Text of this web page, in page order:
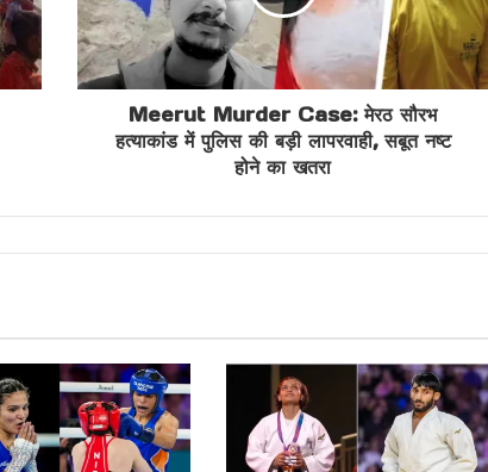
Meerut Murder Case: मेरठ सौरभ
हत्याकांड में पुलिस की बड़ी लापरवाही, सबूत नष्ट
होने का खतरा